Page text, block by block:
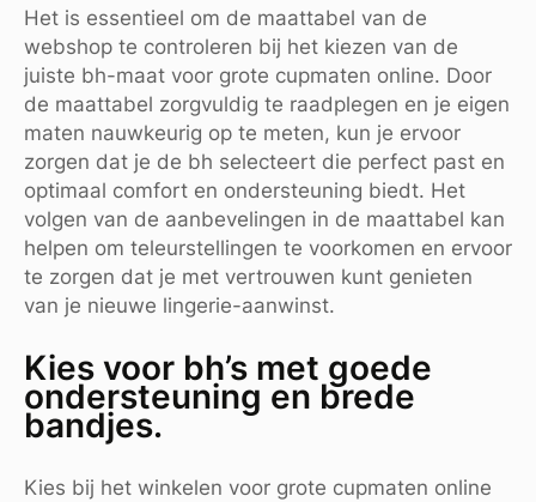
Het is essentieel om de maattabel van de
webshop te controleren bij het kiezen van de
juiste bh-maat voor grote cupmaten online. Door
de maattabel zorgvuldig te raadplegen en je eigen
maten nauwkeurig op te meten, kun je ervoor
zorgen dat je de bh selecteert die perfect past en
optimaal comfort en ondersteuning biedt. Het
volgen van de aanbevelingen in de maattabel kan
helpen om teleurstellingen te voorkomen en ervoor
te zorgen dat je met vertrouwen kunt genieten
van je nieuwe lingerie-aanwinst.
Kies voor bh’s met goede
ondersteuning en brede
bandjes.
Kies bij het winkelen voor grote cupmaten online